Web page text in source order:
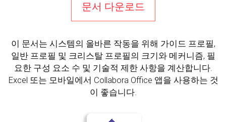
문서 다운로드
이 문서는 시스템의 올바른 작동을 위해 가이드 프로필,
일반 프로필 및 크리스탈 프로필의 크기와 메커니즘, 필
요한 구성 요소 수 및 기술적 제한 사항을 계산합니다.
Excel 또는 모바일에서 Collabora Office 앱을 사용하는 것
이 좋습니다.